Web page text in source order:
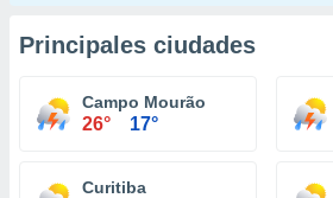
Principales ciudades
Campo Mourão
26° 17°
Curitiba